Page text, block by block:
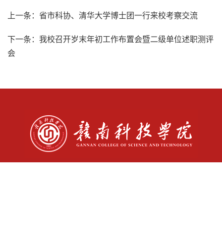
上一条： 省市科协、清华大学博士团一行来校考察交流
下一条： 我校召开岁末年初工作布置会暨二级单位述职测评
会